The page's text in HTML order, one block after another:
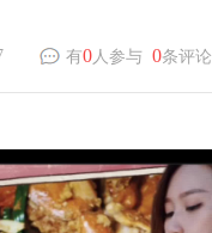
有0人参与0条评论